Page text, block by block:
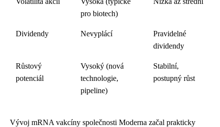
pro biotech)
Dividendy Nevyplácí
Pravidelné
dividendy
Růstový
potenciál
Vysoký (nová
technologie,
pipeline)
Stabilní,
postupný růst
Vývoj mRNA vakcíny společnosti Moderna začal prakticky